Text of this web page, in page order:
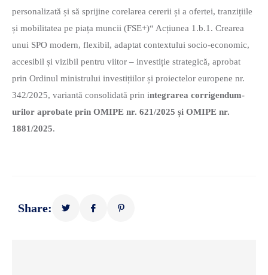
personalizată și să sprijine corelarea cererii și a ofertei, tranzițiile
și mobilitatea pe piața muncii (FSE+)“ Acțiunea 1.b.1. Crearea
unui SPO modern, flexibil, adaptat contextului socio-economic,
accesibil și vizibil pentru viitor – investiție strategică, aprobat
prin Ordinul ministrului investițiilor și proiectelor europene nr.
342/2025, variantă consolidată prin integrarea corrigendum-
urilor aprobate prin OMIPE nr. 621/2025 și OMIPE nr.
1881/2025.
Share: